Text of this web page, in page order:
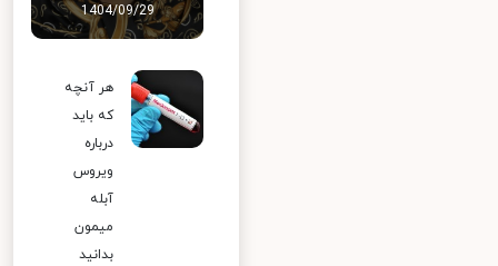
1404/09/29
هر آنچه
که باید
درباره
ویروس
آبله
میمون
بدانید